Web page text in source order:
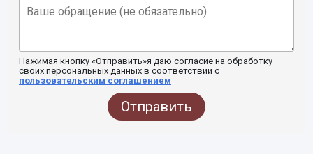
Нажимая кнопку «Отправить»я даю согласие на обработку
своих персональных данных в соответствии с
пользовательским соглашением
Отправить